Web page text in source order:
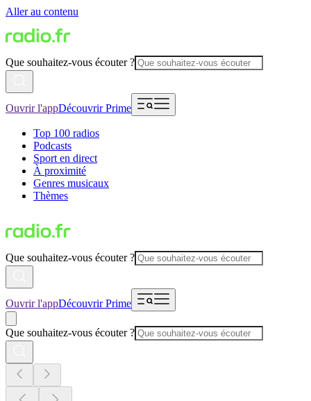
Aller au contenu
Que souhaitez-vous écouter ?
Ouvrir l'appDécouvrir Prime
Top 100 radios
Podcasts
Sport en direct
À proximité
Genres musicaux
Thèmes
Que souhaitez-vous écouter ?
Ouvrir l'appDécouvrir Prime
Que souhaitez-vous écouter ?